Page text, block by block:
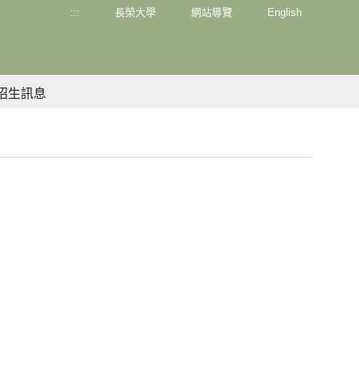
::: 長榮大學 網站導覽 English
生訊息